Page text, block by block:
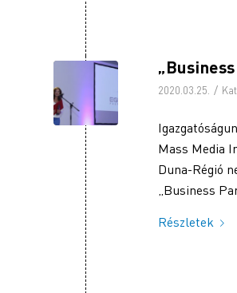
2020.03.25. /
Mass Media
Duna-Régió
„Business
Részletek